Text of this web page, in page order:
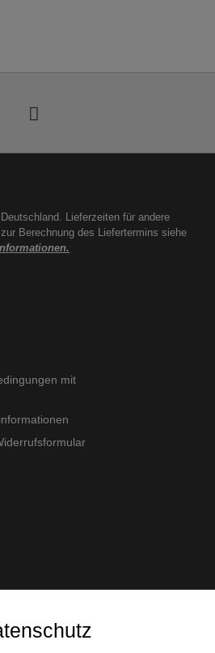
Lieferzeiten für andere
Berechnung des Liefertermins siehe
mit